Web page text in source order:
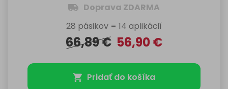
Doprava ZDARMA
28 pásikov = 14 aplikácií
66,89€ 56,90 €
Pridať do košíka